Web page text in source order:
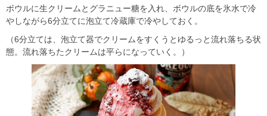
ボウルに生クリームとグラニュー糖を入れ、ボウルの底を氷水で冷
やしながら6分立てに泡立て冷蔵庫で冷やしておく。
（6分立ては、泡立て器でクリームをすくうとゆるっと流れ落ちる状
態。流れ落ちたクリームは平らになっていく。）